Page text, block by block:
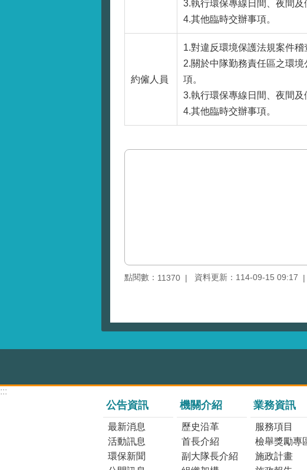
3.執行環保專線日間、夜間及
4.其他臨時交辦事項。
約僱人員
1.對違反環境保護法規案件稽
2.關於中隊勤務責任區之環
項。
3.執行環保專線日間、夜間及
4.其他臨時交辦事項。
點閱數： 11370 資料更新：114-09-15 09:17
:::
公告資訊
最新消息
活動訊息
環保新聞
機關介紹
歷史沿革
首長介紹
副大隊長介紹
業務資訊
服務項目
檢舉獎勵專
施政計畫